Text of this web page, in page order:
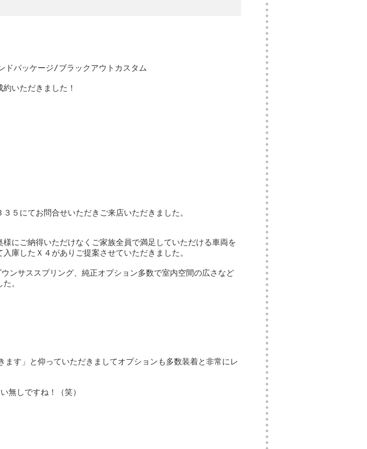
ドパッケージ/ブラックアウトカスタム
いただきました！
５にてお問合せいただきご来店いただきました。
にご納得いただけなくご家族全員で満足していただける車両を
庫したＸ４がありご提案させていただきました。
ンサススプリング、純正オプション多数で室内空間の広さなど
。
す」と仰っていただきましてオプションも多数装着と非常にレ
無しですね！（笑）